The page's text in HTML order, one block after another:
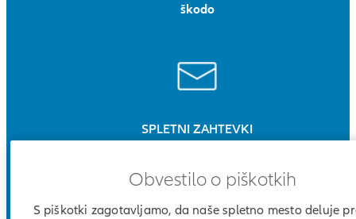
škodo
SPLETNI ZAHTEVKI
Obvestilo o piškotkih
S piškotki zagotavljamo, da naše spletno mesto deluje